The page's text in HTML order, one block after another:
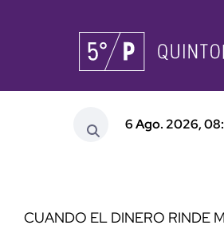
6 Ago. 2026,
CUANDO EL DINERO RINDE